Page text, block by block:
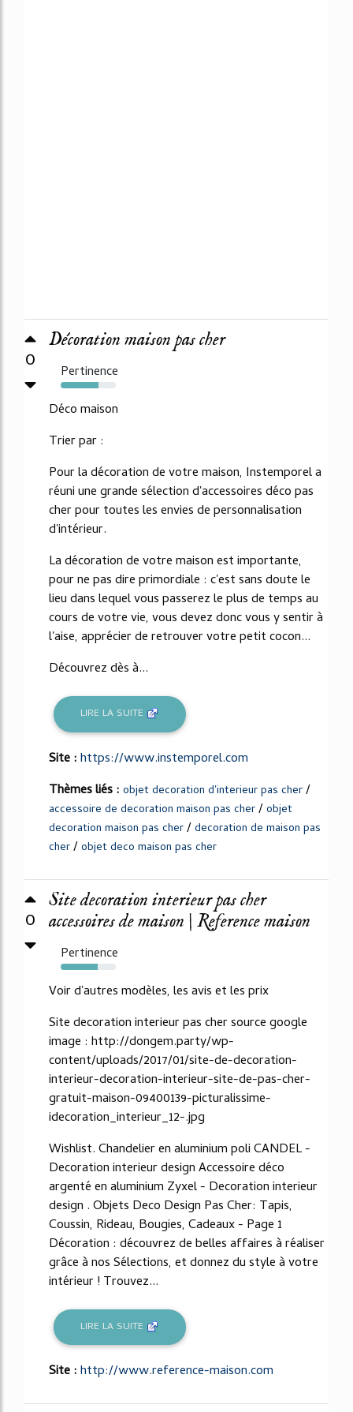
0
Décoration maison pas cher
Pertinence
69%
Déco maison
Trier par :
Pour la décoration de votre maison, Instemporel a
réuni une grande sélection d'accessoires déco pas
cher pour toutes les envies de personnalisation
d'intérieur.
La décoration de votre maison est importante,
pour ne pas dire primordiale : c'est sans doute le
lieu dans lequel vous passerez le plus de temps au
cours de votre vie, vous devez donc vous y sentir à
l'aise, apprécier de retrouver votre petit cocon...
Découvrez dès à...
LIRE LA SUITE
Site :https://www.instemporel.com
Thèmes liés : objet decoration d'interieur pas cher/
accessoire de decoration maison pas cher/objet
decoration maison pas cher/decoration de maison pas
cher/objet deco maison pas cher
0
Site decoration interieur pas cher
accessoires de maison | Reference maison
Pertinence
67%
Voir d'autres modèles, les avis et les prix
Site decoration interieur pas cher source google
image : http://dongem.party/wp-
content/uploads/2017/01/site-de-decoration-
interieur-decoration-interieur-site-de-pas-cher-
gratuit-maison-09400139-picturalissime-
idecoration_interieur_12-.jpg
Wishlist. Chandelier en aluminium poli CANDEL -
Decoration interieur design Accessoire déco
argenté en aluminium Zyxel - Decoration interieur
design . Objets Deco Design Pas Cher: Tapis,
Coussin, Rideau, Bougies, Cadeaux - Page 1
Décoration : découvrez de belles affaires à réaliser
grâce à nos Sélections, et donnez du style à votre
intérieur ! Trouvez...
LIRE LA SUITE
Site :http://www.reference-maison.com